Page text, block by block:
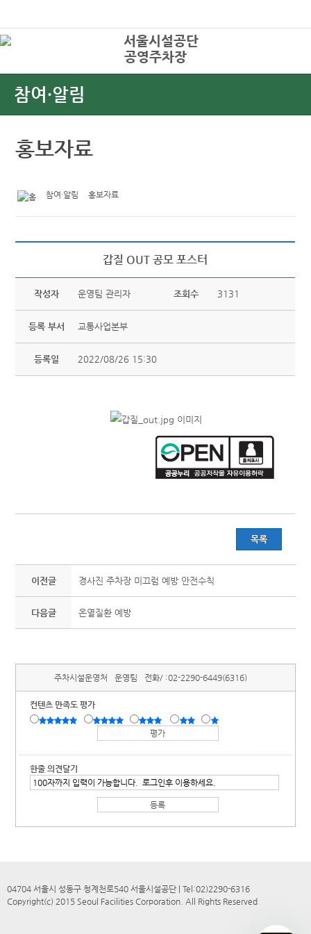
공영주차장
참여·알림
홍보자료
참여·알림 홍보자료
갑질 OUT 공모 포스터
작성자 운영팀 관리자 조회수 3131
등록 부서 교통사업본부
등록일 2022/08/26 15:30
목록
이전글 경사진 주차장 미끄럼 예방 안전수칙
다음글 온열질환 예방
주차시설운영처 운영팀 전화/ :02-2290-6449(6316)
컨텐츠 만족도 평가
한줄 의견달기
04704 서울시 성동구 청계천로540 서울시설공단 | Tel:02)2290-6316
Copyright(c) 2015 Seoul Facilities Corporation. All Rights Reserved